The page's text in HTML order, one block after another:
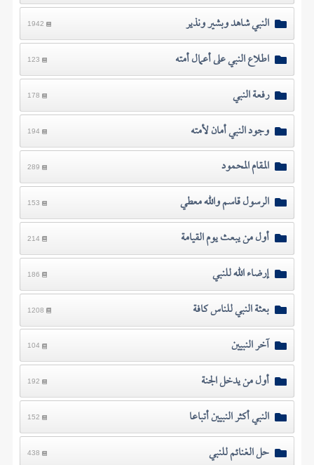
النبي شاهد وبشير ونذير 1942
اطلاع النبي على أعمال أمته 123
رفعة النبي 178
وجود النبي أمان لأمته 194
المقام المحمود 289
الرسول قاسم والله معطي 153
أول من يبعث يوم القيامة 214
إرضاء الله للنبي 186
بعثة النبي للناس كافة 1208
آخر النبيين 104
أول من يدخل الجنة 192
النبي أكثر النبيين أتباعا 152
حل الغنائم للنبي 438